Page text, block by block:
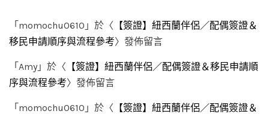
「 momochu0610 」於〈 【簽證】紐西蘭伴侶／配偶簽證＆
移民申請順序與流程參考〉發佈留言
「 Amy 」於〈 【簽證】紐西蘭伴侶／配偶簽證＆移民申請順
序與流程參考〉發佈留言
「 momochu0610 」於〈 【簽證】紐西蘭伴侶／配偶簽證＆